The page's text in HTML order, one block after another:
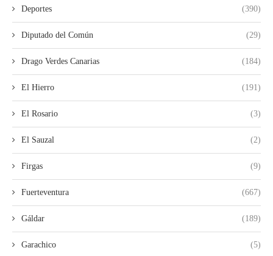
Deportes (390)
Diputado del Común (29)
Drago Verdes Canarias (184)
El Hierro (191)
El Rosario (3)
El Sauzal (2)
Firgas (9)
Fuerteventura (667)
Gáldar (189)
Garachico (5)